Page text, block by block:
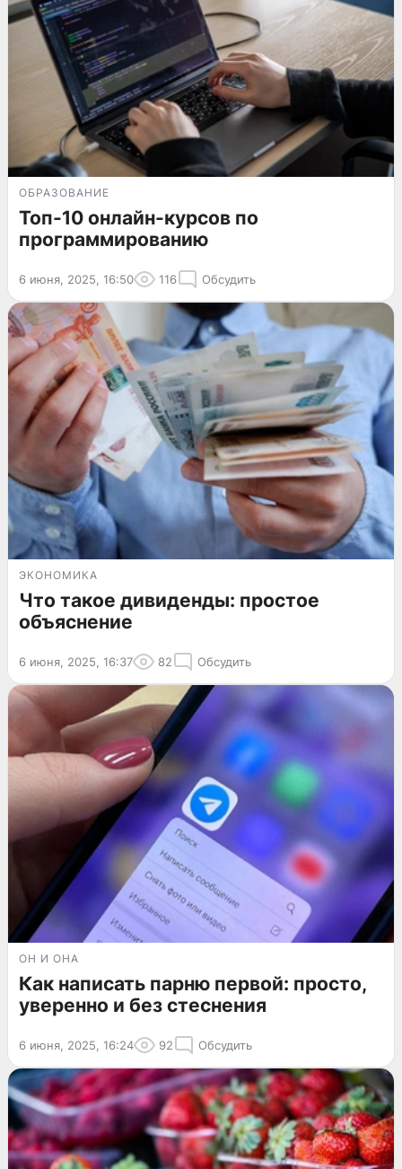
ОБРАЗОВАНИЕ
Топ-10 онлайн-курсов по
программированию
6 июня, 2025, 16:50 116 Обсудить
ЭКОНОМИКА
Что такое дивиденды: простое
объяснение
6 июня, 2025, 16:37 82 Обсудить
ОН И ОНА
Как написать парню первой: просто,
уверенно и без стеснения
6 июня, 2025, 16:24 92 Обсудить